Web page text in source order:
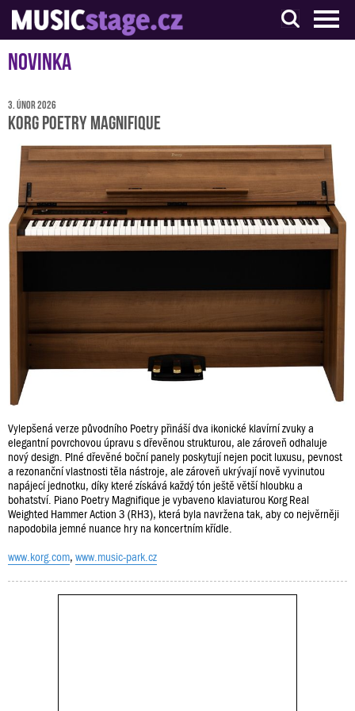
S muzikanty pro muzikanty
Novinka
3. únor 2026
KORG Poetry Magnifique
Vylepšená verze původního Poetry přináší dva ikonické klavírní zvuky a
elegantní povrchovou úpravu s dřevěnou strukturou, ale zároveň odhaluje
nový design. Plné dřevěné boční panely poskytují nejen pocit luxusu, pevnost
a rezonanční vlastnosti těla nástroje, ale zároveň ukrývají nově vyvinutou
napájecí jednotku, díky které získává každý tón ještě větší hloubku a
bohatství. Piano Poetry Magnifique je vybaveno klaviaturou Korg Real
Weighted Hammer Action 3 (RH3), která byla navržena tak, aby co nejvěrněji
napodobila jemné nuance hry na koncertním křídle.
www.korg.com, www.music-park.cz